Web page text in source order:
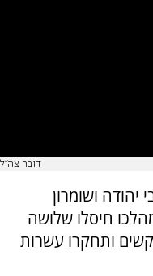
דובר צה"ל
ושומרון
חיסלו שלושה
ותחקרו עשרות